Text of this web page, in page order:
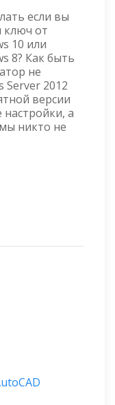
если вы
ключ от
10 или
8? Как быть
не
Server 2012
версии
а
никто не